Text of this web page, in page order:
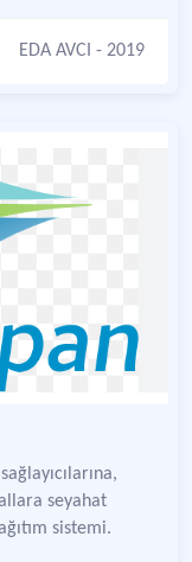
EDA AVCI - 2019
seyahat
sistemi.